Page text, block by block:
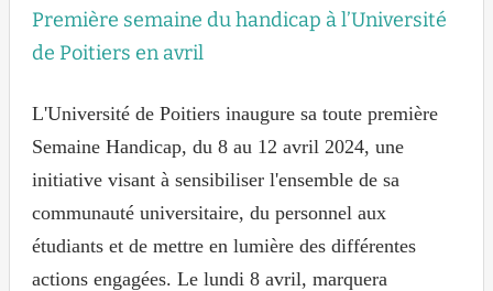
Première semaine du handicap à l’Université
de Poitiers en avril
L'Université de Poitiers inaugure sa toute première
Semaine Handicap, du 8 au 12 avril 2024, une
initiative visant à sensibiliser l'ensemble de sa
communauté universitaire, du personnel aux
étudiants et de mettre en lumière des différentes
actions engagées. Le lundi 8 avril, marquera